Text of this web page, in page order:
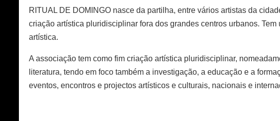
RITUAL DE DOMINGO nasce da partilha, entre vários artistas da
criação artística pluridisciplinar fora dos grandes centros urbanos.
artística.
A associação tem como fim criação artística pluridisciplinar,
literatura, tendo em foco também a investigação, a educação e a
eventos, encontros e projectos artísticos e culturais, nacionais e